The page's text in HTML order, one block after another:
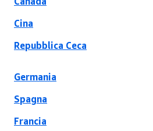
Cina
Repubblica Ceca
Germania
Spagna
Francia